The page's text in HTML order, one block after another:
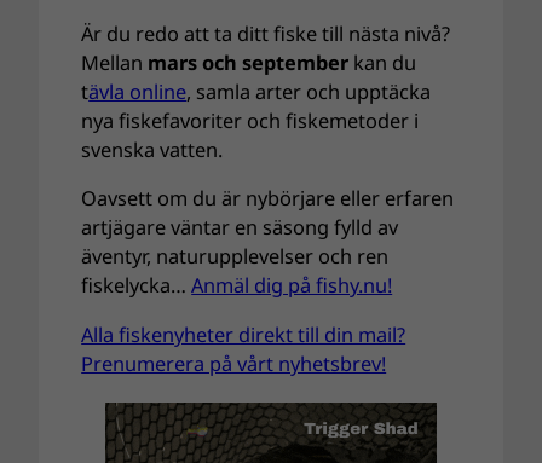
Är du redo att ta ditt fiske till nästa nivå?
Mellan mars och september kan du
tävla online, samla arter och upptäcka
nya fiskefavoriter och fiskemetoder i
svenska vatten.
Oavsett om du är nybörjare eller erfaren
artjägare väntar en säsong fylld av
äventyr, naturupplevelser och ren
fiskelycka…Anmäl dig på fishy.nu!
Alla fiskenyheter direkt till din mail?
Prenumerera på vårt nyhetsbrev!